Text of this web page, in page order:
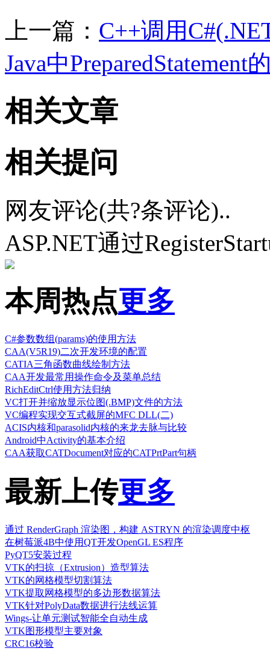
上一篇： C++调用
Java中PreparedStatement
相关文章
相关提问
网友评论(共?条评论)..
ASP.NET通过
本周热点更多
C#参数数组(params)的使用方法
CAA(V5R19)二次开发环境的配置
CATIA三角函数曲线绘制方法
CAA开发最常用操作命令及菜单总结
RichEditCtrl使用方法归纳
VC打开并缩放显示位图(.BMP)文件的方法
VC编程实现交互式截屏的MFC DLL(二)
ACIS内核和parasolid内核的来龙去脉与比较
Android中Activity的基本介绍
CAA获取CATDocument对应的CATPrtPart句柄
最新上传更多
通过 RenderGraph 渲染图，构建 ASTRYN 的渲染调度中枢
在树莓派4B中使用QT开发OpenGL ES程序
PyQT5安装过程
VTK的扫掠（Extrusion）造型算法
VTK的网格模型切割算法
VTK提取网格模型的多边形数据算法
VTK针对PolyData数据进行法线运算
Wings-让单元测试智能全自动生成
VTK图形模型主要对象
CRC16校验